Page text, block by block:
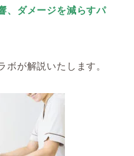
ダメージを減らすパ
ボが解説いたします。